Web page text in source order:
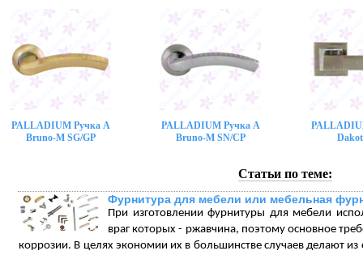
PALLADIUM Ручка A
Bruno-M SG/GP
PALLADIUM Ручка A
Bruno-M SN/CP
Статьи по теме:
Фурнитура для мебели или мебельная
При изготовлении фурнитуры для мебели
враг которых - ржавчина, поэтому основное
коррозии. В целях экономии их в большинстве случаев делают